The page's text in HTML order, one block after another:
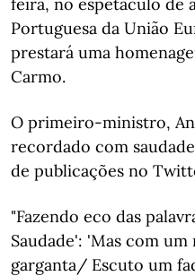
Portuguesa da União
prestará uma
Carmo.
O primeiro-ministro,
recordado com
de publicações no
"Fazendo eco das
Saudade': 'Mas com um
garganta/ Escuto um